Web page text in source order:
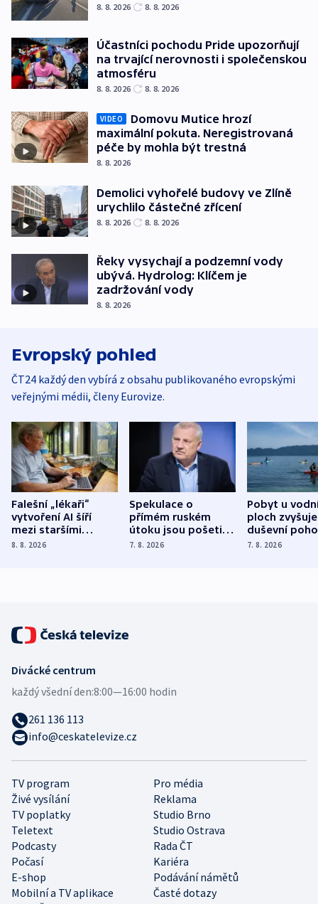
8. 8. 2026 8. 8. 2026
Účastníci pochodu Pride upozorňují
na trvající nerovnosti i společenskou
atmosféru
8. 8. 2026 8. 8. 2026
VIDEO
Domovu Mutice hrozí
maximální pokuta. Neregistrovaná
péče by mohla být trestná
8. 8. 2026
Demolici vyhořelé budovy ve Zlíně
urychlilo částečné zřícení
8. 8. 2026 8. 8. 2026
Řeky vysychají a podzemní vody
ubývá. Hydrolog: Klíčem je
zadržování vody
8. 8. 2026
Evropský pohled
ČT24 každý den vybírá z obsahu publikovaného evropskými
veřejnými médii, členy Eurovize.
Falešní „lékaři“
vytvoření AI šíří
mezi staršími
Poláky nebezpečné
8. 8. 2026
Spekulace o
přímém ruském
útoku jsou pošetilé,
míní estonský
7. 8. 2026
Pobyt u
ploch zvyšuje
duševní
ukázala
7. 8. 2026
TV program
Pro média
Živé vysílání
Reklama
TV poplatky
Studio Brno
Teletext
Studio Ostrava
Podcasty
Rada ČT
Počasí
Kariéra
E-shop
Podávání námětů
Mobilní a TV aplikace
Časté dotazy
Divácké centrum
každý všední den:8:00—16:00 hodin
261 136 113
info@ceskatelevize.cz